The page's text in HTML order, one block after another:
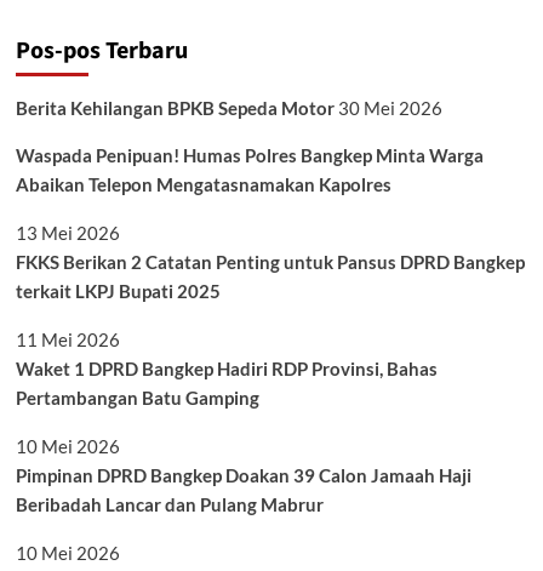
Pos-pos Terbaru
Berita Kehilangan BPKB Sepeda Motor 30 Mei 2026
Waspada Penipuan! Humas Polres Bangkep Minta Warga
Abaikan Telepon Mengatasnamakan Kapolres
13 Mei 2026
FKKS Berikan 2 Catatan Penting untuk Pansus DPRD Bangkep
terkait LKPJ Bupati 2025
11 Mei 2026
Waket 1 DPRD Bangkep Hadiri RDP Provinsi, Bahas
Pertambangan Batu Gamping
10 Mei 2026
Pimpinan DPRD Bangkep Doakan 39 Calon Jamaah Haji
Beribadah Lancar dan Pulang Mabrur
10 Mei 2026